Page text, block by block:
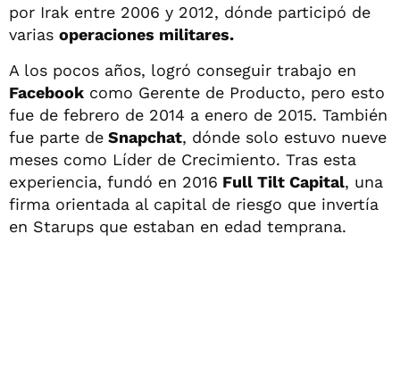
por Irak entre 2006 y 2012, dónde participó de
varias operaciones militares.
A los pocos años, logró conseguir trabajo en
Facebook como Gerente de Producto, pero esto
fue de febrero de 2014 a enero de 2015. También
fue parte de Snapchat, dónde solo estuvo nueve
meses como Líder de Crecimiento. Tras esta
experiencia, fundó en 2016 Full Tilt Capital, una
firma orientada al capital de riesgo que invertía
en Starups que estaban en edad temprana.